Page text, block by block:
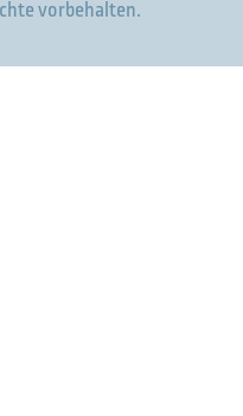
vorbehalten.